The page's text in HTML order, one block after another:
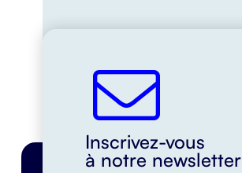
Inscrivez-vous
à notre newsletter